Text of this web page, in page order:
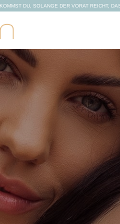
DU, SOLANGE DER VORAT REICHT,